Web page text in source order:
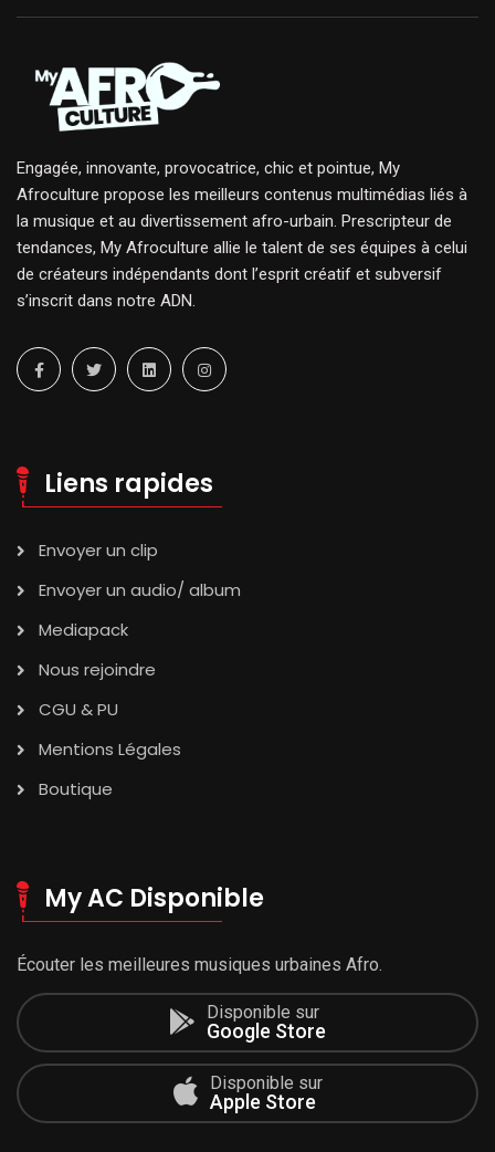
Engagée, innovante, provocatrice, chic et pointue, My
Afroculture propose les meilleurs contenus multimédias liés à
la musique et au divertissement afro-urbain. Prescripteur de
tendances, My Afroculture allie le talent de ses équipes à celui
de créateurs indépendants dont l’esprit créatif et subversif
s’inscrit dans notre ADN.
Liens rapides
Envoyer un clip
Envoyer un audio/ album
Mediapack
Nous rejoindre
CGU & PU
Mentions Légales
Boutique
My AC Disponible
Écouter les meilleures musiques urbaines Afro.
Disponible sur
Google Store
Disponible sur
Apple Store